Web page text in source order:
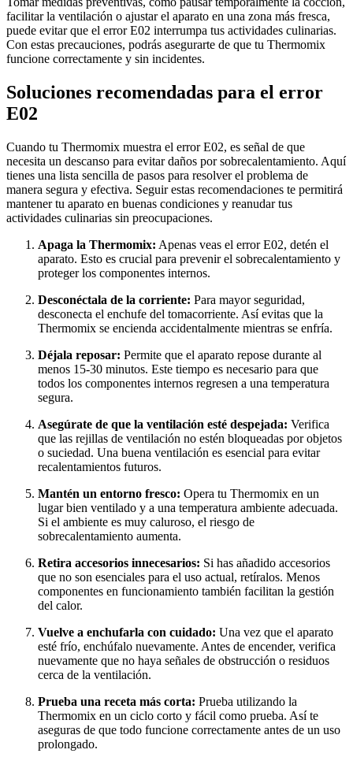
facilitar la ventilación o ajustar el aparato en una zona más fresca,
puede evitar que el error E02 interrumpa tus actividades culinarias.
Con estas precauciones, podrás asegurarte de que tu Thermomix
funcione correctamente y sin incidentes.
Soluciones recomendadas para el error
E02
Cuando tu Thermomix muestra el error E02, es señal de que
necesita un descanso para evitar daños por sobrecalentamiento. Aquí
tienes una lista sencilla de pasos para resolver el problema de
manera segura y efectiva. Seguir estas recomendaciones te permitirá
mantener tu aparato en buenas condiciones y reanudar tus
actividades culinarias sin preocupaciones.
Apaga la Thermomix: Apenas veas el error E02, detén el
aparato. Esto es crucial para prevenir el sobrecalentamiento y
proteger los componentes internos.
Desconéctala de la corriente: Para mayor seguridad,
desconecta el enchufe del tomacorriente. Así evitas que la
Thermomix se encienda accidentalmente mientras se enfría.
Déjala reposar: Permite que el aparato repose durante al
menos 15-30 minutos. Este tiempo es necesario para que
todos los componentes internos regresen a una temperatura
segura.
Asegúrate de que la ventilación esté despejada: Verifica
que las rejillas de ventilación no estén bloqueadas por objetos
o suciedad. Una buena ventilación es esencial para evitar
recalentamientos futuros.
Mantén un entorno fresco: Opera tu Thermomix en un
lugar bien ventilado y a una temperatura ambiente adecuada.
Si el ambiente es muy caluroso, el riesgo de
sobrecalentamiento aumenta.
Retira accesorios innecesarios: Si has añadido accesorios
que no son esenciales para el uso actual, retíralos. Menos
componentes en funcionamiento también facilitan la gestión
del calor.
Vuelve a enchufarla con cuidado: Una vez que el aparato
esté frío, enchúfalo nuevamente. Antes de encender, verifica
nuevamente que no haya señales de obstrucción o residuos
cerca de la ventilación.
Prueba una receta más corta: Prueba utilizando la
Thermomix en un ciclo corto y fácil como prueba. Así te
aseguras de que todo funcione correctamente antes de un uso
prolongado.